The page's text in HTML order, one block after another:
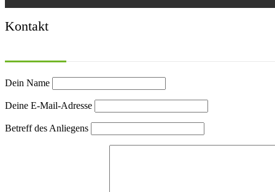
Kontakt
Dein Name
Deine E-Mail-Adresse
Betreff des Anliegens